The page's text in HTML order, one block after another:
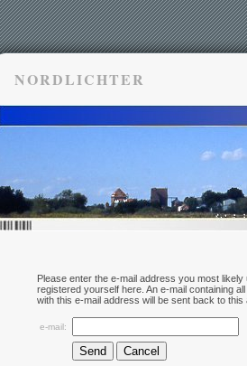
NORDLICHTER
Please enter the e-mail address you most
registered yourself here. An e-mail containing
with this e-mail address will be sent back to this
e-mail: